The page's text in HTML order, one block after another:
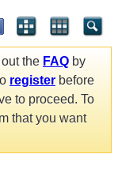
the FAQ by
register before
to proceed. To
that you want